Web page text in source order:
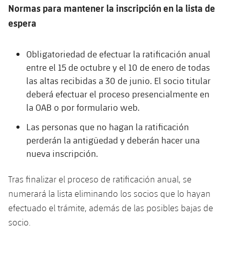
Normas para mantener la inscripción en la lista de
espera
Obligatoriedad de efectuar la ratificación anual
entre el 15 de octubre y el 10 de enero de todas
las altas recibidas a 30 de junio. El socio titular
deberá efectuar el proceso presencialmente en
la OAB o por formulario web.
Las personas que no hagan la ratificación
perderán la antigüedad y deberán hacer una
nueva inscripción.
Tras finalizar el proceso de ratificación anual, se
numerará la lista eliminando los socios que lo hayan
efectuado el trámite, además de las posibles bajas de
socio.